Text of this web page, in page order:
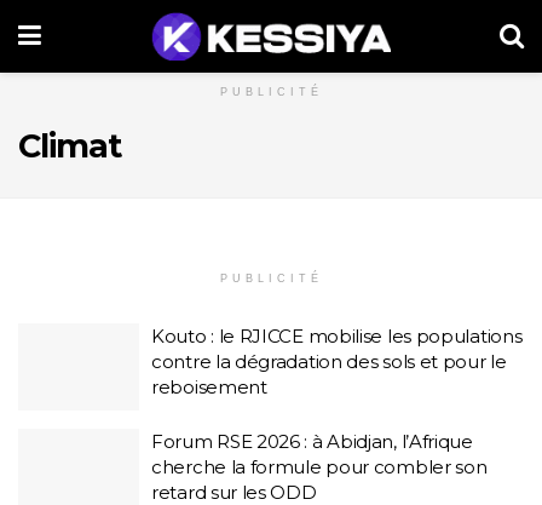
PUBLICITÉ
Climat
PUBLICITÉ
Kouto : le RJICCE mobilise les populations
contre la dégradation des sols et pour le
reboisement
Forum RSE 2026 : à Abidjan, l’Afrique
cherche la formule pour combler son
retard sur les ODD